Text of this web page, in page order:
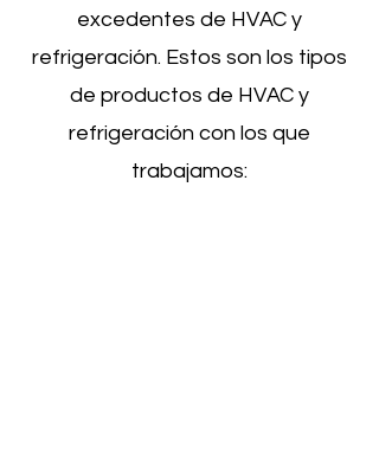
excedentes de HVAC y
refrigeración. Estos son los tipos
de productos de HVAC y
refrigeración con los que
trabajamos: